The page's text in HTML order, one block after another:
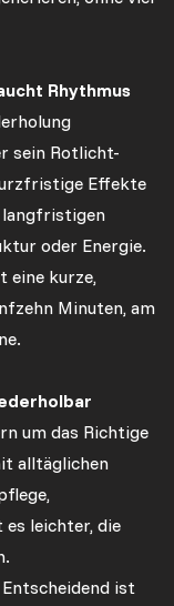
Rhythmus
sein Rotlicht-
Effekte
langfristigen
oder Energie.
eine kurze,
Minuten, am
um das Richtige
alltäglichen
leichter, die
ist